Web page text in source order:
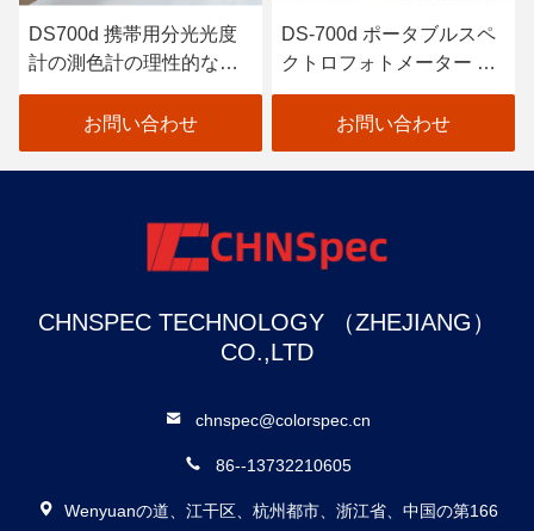
DS700d 携帯用分光光度
計の測色計の理性的な自
動口径測定の高い反射率
お問い合わせ
DS-700d ポータブルスペ
クトロフォトメーター カ
ラーメーター 30+ 測定パ
ラメーター 37 評価光源
お問い合わせ
CHNSPEC TECHNOLOGY （ZHEJIANG）
CO.,LTD
chnspec@colorspec.cn
86--13732210605
Wenyuanの道、江干区、杭州都市、浙江省、中国の第166